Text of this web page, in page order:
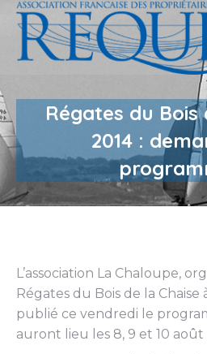
Régates du Bois
2014 :
L’association La Chaloupe,
Régates du Bois de la Chaise
publié ce vendredi le
auront lieu les 8, 9 et 10 août